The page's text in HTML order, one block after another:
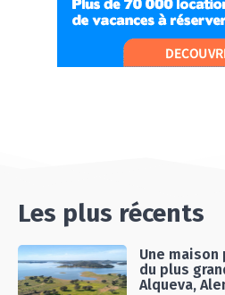
06:26
UN SÉJOUR SPORT &
07:19
Les plus récents
Une
du plus
Alqueva,